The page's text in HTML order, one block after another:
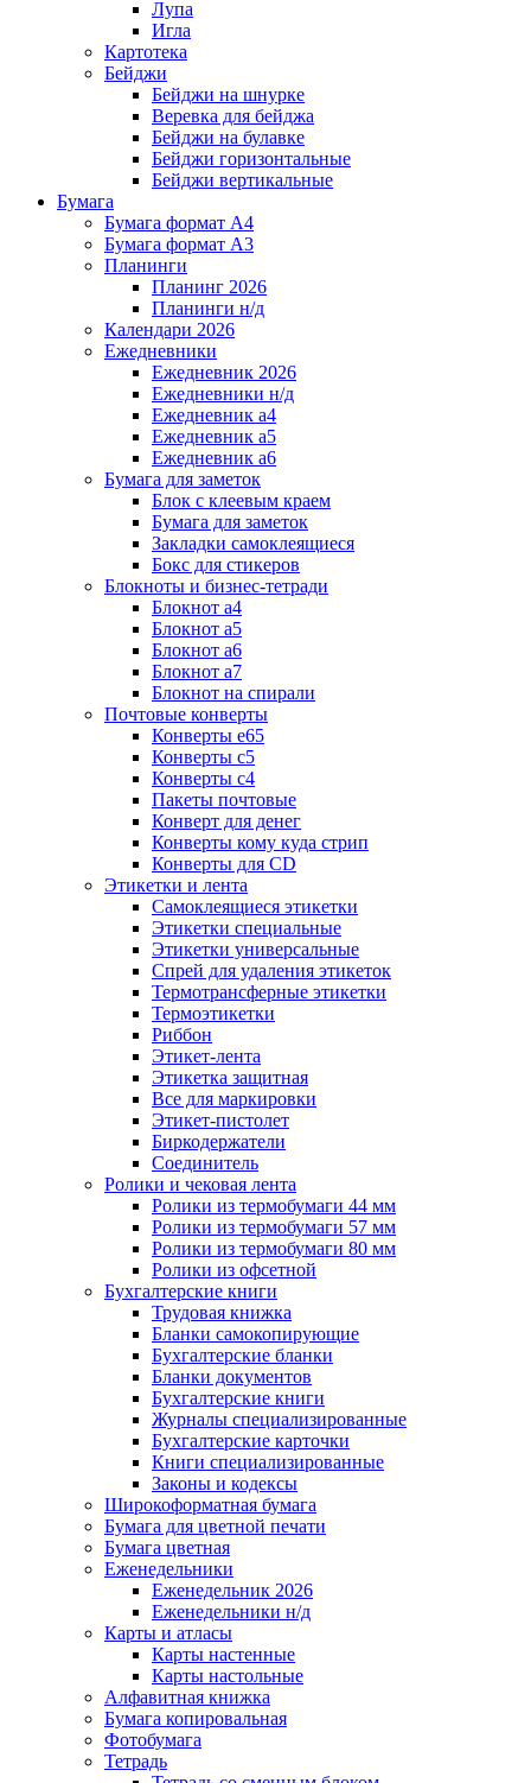
Лупа
Игла
Картотека
Бейджи
Бейджи на шнурке
Веревка для бейджа
Бейджи на булавке
Бейджи горизонтальные
Бейджи вертикальные
Бумага
Бумага формат А4
Бумага формат А3
Планинги
Планинг 2026
Планинги н/д
Календари 2026
Ежедневники
Ежедневник 2026
Ежедневники н/д
Ежедневник а4
Ежедневник а5
Ежедневник а6
Бумага для заметок
Блок с клеевым краем
Бумага для заметок
Закладки самоклеящиеся
Бокс для стикеров
Блокноты и бизнес-тетради
Блокнот а4
Блокнот а5
Блокнот а6
Блокнот а7
Блокнот на спирали
Почтовые конверты
Конверты е65
Конверты с5
Конверты с4
Пакеты почтовые
Конверт для денег
Конверты кому куда стрип
Конверты для CD
Этикетки и лента
Самоклеящиеся этикетки
Этикетки специальные
Этикетки универсальные
Спрей для удаления этикеток
Термотрансферные этикетки
Термоэтикетки
Риббон
Этикет-лента
Этикетка защитная
Все для маркировки
Этикет-пистолет
Биркодержатели
Соединитель
Ролики и чековая лента
Ролики из термобумаги 44 мм
Ролики из термобумаги 57 мм
Ролики из термобумаги 80 мм
Ролики из офсетной
Бухгалтерские книги
Трудовая книжка
Бланки самокопирующие
Бухгалтерские бланки
Бланки документов
Бухгалтерские книги
Журналы специализированные
Бухгалтерские карточки
Книги специализированные
Законы и кодексы
Широкоформатная бумага
Бумага для цветной печати
Бумага цветная
Еженедельники
Еженедельник 2026
Еженедельники н/д
Карты и атласы
Карты настенные
Карты настольные
Алфавитная книжка
Бумага копировальная
Фотобумага
Тетрадь